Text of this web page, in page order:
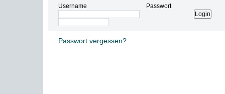
Username Passwort
Passwort vergessen?